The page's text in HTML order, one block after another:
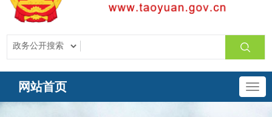
网站首页